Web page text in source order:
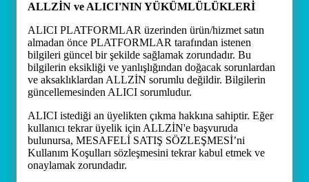
ALLZİN ve ALICI'NIN YÜKÜMLÜLÜKLERİ
ALICI PLATFORMLAR üzerinden ürün/hizmet satın
almadan önce PLATFORMLAR tarafından istenen
bilgileri güncel bir şekilde sağlamak zorundadır. Bu
bilgilerin eksikliği ve yanlışlığından doğacak sorunlardan
ve aksaklıklardan ALLZİN sorumlu değildir. Bilgilerin
güncellemesinden ALICI sorumludur.
ALICI istediği an üyelikten çıkma hakkına sahiptir. Eğer
kullanıcı tekrar üyelik için ALLZİN'e başvuruda
bulunursa, MESAFELİ SATIŞ SÖZLEŞMESİ’ni
Kullanım Koşulları sözleşmesini tekrar kabul etmek ve
onaylamak zorundadır.